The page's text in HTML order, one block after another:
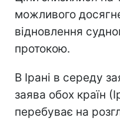
можливого
відновлення
протокою.
В Ірані в середу
заява обох країн
перебуває на